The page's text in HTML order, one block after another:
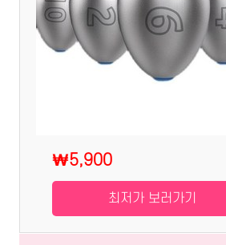
₩5,900
최저가 보러가기